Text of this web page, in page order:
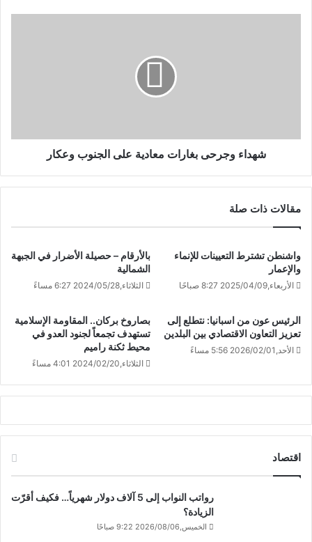
شهداء وجرحى بغارات معادية على الجنوب وعكار
مقالات ذات صلة
واشنطن تشترط التعيينات للإنماء
والإعمار
الأربعاء,2025/04/09 8:27 صباحًا
بالأرقام – حصيلة الأضرار في الجبهة
الشمالية
الثلاثاء,2024/05/28 6:27 مساءً
الرئيس عون من اسبانيا: نتطلع إلى
تعزيز التعاون الاقتصادي بين البلدين
الأحد,2026/02/01 5:56 مساءً
بصاروخ بركان.. المقاومة الإسلامية
تستهدف تجمعاً لجنود العدو في
محيط ثكنة راميم
الثلاثاء,2024/02/20 4:01 مساءً
اقتصاد
رواتب النواب إلى 5 آلاف دولار شهرياً… فكيف أقرّت
الزيادة؟
الخميس,2026/08/06 9:22 صباحًا